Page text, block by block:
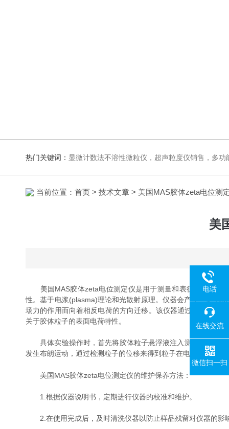
热门关键词： 显微计数法不溶性微粒仪，超声粒度仪销售，多功能超声粒度抖音91视频网站，粒度及
当前位置： 首页 > 技术文章 > 美国MAS胶体zeta电位测
美
美国MAS胶体zeta电位测定仪是用于测量和表征胶体粒子表面
性。基于电浆(plasma)理论和光散射原理。仪器会产生一定
场力的作用而向着相反电荷的方向迁移。该仪器通过测量颗粒
关于胶体粒子的表面电荷特性。
具体实验操作时，首先将胶体粒子悬浮液注入测位池中，确
发生布朗运动，通过检测粒子的位移来得到粒子在电场中的迁移
美国MAS胶体zeta电位测定仪的维护保养方法：
1.根据仪器说明书，定期进行仪器的校准和维护。
2.在使用完成后，及时清洗仪器以防止样品残留对仪器的影响
电话
在线交流
微信扫一扫